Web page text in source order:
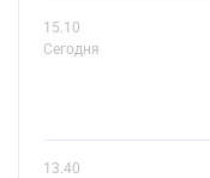
15.10
Сегодня
13.40